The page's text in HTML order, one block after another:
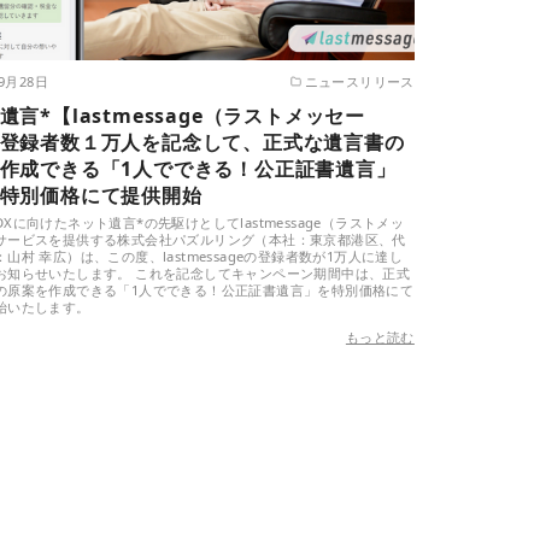
月28日 ニュースリリース
言*【lastmessage（ラストメッセー
録者数１万人を記念して、正式な遺言書の
成できる「1人でできる！公正証書遺言」
別価格にて提供開始
に向けたネット遺言*の先駆けとしてlastmessage（ラストメッ
ービスを提供する株式会社パズルリング（本社：東京都港区、代
山村 幸広）は、この度、lastmessageの登録者数が1万人に達し
知らせいたします。 これを記念してキャンペーン期間中は、正式
原案を作成できる「1人でできる！公正証書遺言」を特別価格にて
たします。
もっと読む